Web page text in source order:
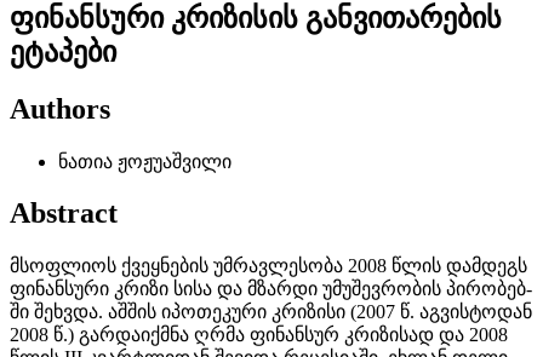
ფინანსური კრიზისის განვითარების
ეტაპები
Authors
ნათია ჟოჟუაშვილი
Abstract
მსოფლიოს ქვეყნების უმრავლესობა 2008 წლის დამდეგს
ფინანსური კრიზი­ სისა და მზარდი უმუშევრობის პირობებ­
ში შეხვდა. აშშ­ის იპოთეკური კრიზისი (2007 წ. აგვისტოდან
2008 წ.) გარდაიქმნა ღრმა ფინანსურ კრიზისად და 2008